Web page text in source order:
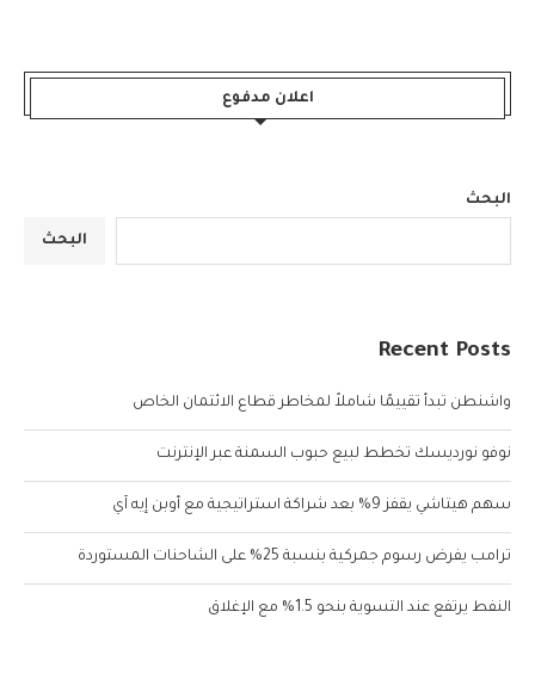
اعلان مدفوع
البحث
البحث
Recent Posts
واشنطن تبدأ تقييمًا شاملاً لمخاطر قطاع الائتمان الخاص
نوفو نورديسك تخطط لبيع حبوب السمنة عبر الإنترنت
سهم هيتاشي يقفز 9% بعد شراكة استراتيجية مع أوبن إيه آي
ترامب يفرض رسوم جمركية بنسبة 25% على الشاحنات المستوردة
النفط يرتفع عند التسوية بنحو 1.5% مع الإغلاق